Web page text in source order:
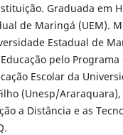
Graduada em
de Maringá (UEM).
Estadual de
pelo Programa
Escolar da
(Unesp/
a Distância e as